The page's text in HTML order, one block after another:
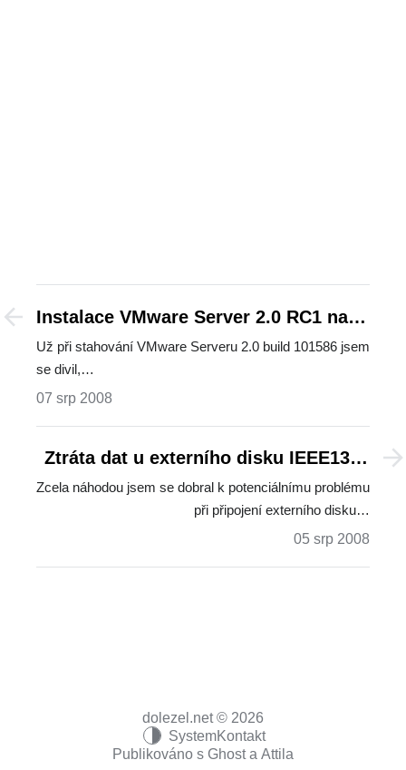
Instalace VMware Server 2.0 RC1 na
SBS2003 R2 SP2
Už při stahování VMware Serveru 2.0 build 101586 jsem
se divil,…
07 srp 2008
Ztráta dat u externího disku IEEE1394
a Windows XP
Zcela náhodou jsem se dobral k potenciálnímu problému
při připojení externího disku…
05 srp 2008
dolezel.net © 2026
SystemKontakt
Publikováno s Ghosta Attila